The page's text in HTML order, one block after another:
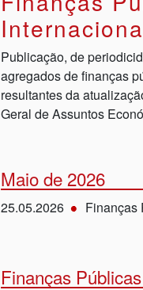
Publicação, de
agregados de finanças
resultantes da
Geral de Assuntos
Maio de 2026
25.05.2026 Finanças
Finanças